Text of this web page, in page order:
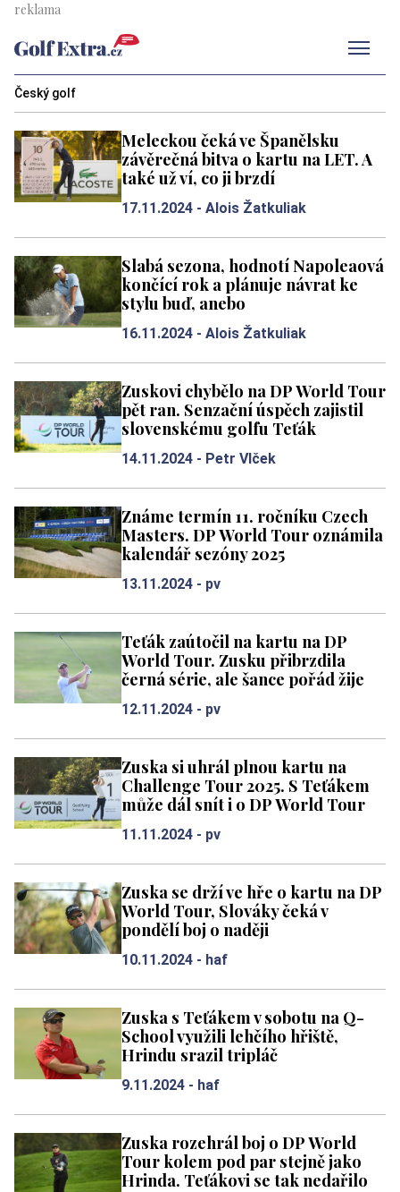
Český golf
Meleckou čeká ve Španělsku
závěrečná bitva o kartu na LET. A
také už ví, co ji brzdí
17.11.2024 - Alois Žatkuliak
Slabá sezona, hodnotí Napoleaová
končící rok a plánuje návrat ke
stylu buď, anebo
16.11.2024 - Alois Žatkuliak
Zuskovi chybělo na DP World Tour
pět ran. Senzační úspěch zajistil
slovenskému golfu Teťák
14.11.2024 - Petr Vlček
Známe termín 11. ročníku Czech
Masters. DP World Tour oznámila
kalendář sezóny 2025
13.11.2024 - pv
Teťák zaútočil na kartu na DP
World Tour. Zusku přibrzdila
černá série, ale šance pořád žije
12.11.2024 - pv
Zuska si uhrál plnou kartu na
Challenge Tour 2025. S Teťákem
může dál snít i o DP World Tour
11.11.2024 - pv
Zuska se drží ve hře o kartu na DP
World Tour, Slováky čeká v
pondělí boj o naději
10.11.2024 - haf
Zuska s Teťákem v sobotu na Q-
School využili lehčího hřiště,
Hrindu srazil tripláč
9.11.2024 - haf
Zuska rozehrál boj o DP World
Tour kolem pod par stejně jako
Hrinda. Teťákovi se tak nedařilo